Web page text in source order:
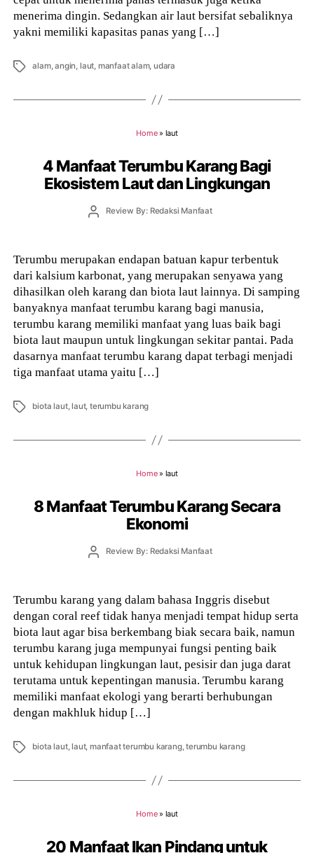
menerima dingin. Sedangkan air laut bersifat sebaliknya
yakni memiliki kapasitas panas yang […]
Tags alam,angin, laut, manfaat alam,udara
Home» laut
4 Manfaat Terumbu Karang Bagi
Ekosistem Laut dan Lingkungan
PostReview By: Redaksi Manfaat
Terumbu merupakan endapan batuan kapur terbentuk
dari kalsium karbonat, yang merupakan senyawa yang
dihasilkan oleh karang dan biota laut lainnya. Di samping
banyaknya manfaat terumbu karang bagi manusia,
terumbu karang memiliki manfaat yang luas baik bagi
biota laut maupun untuk lingkungan sekitar pantai. Pada
dasarnya manfaat terumbu karang dapat terbagi menjadi
tiga manfaat utama yaitu […]
Tags biota laut, laut, terumbu karang
Home» laut
8 Manfaat Terumbu Karang Secara
Ekonomi
PostReview By: Redaksi Manfaat
Terumbu karang yang dalam bahasa Inggris disebut
dengan coral reef tidak hanya menjadi tempat hidup serta
biota laut agar bisa berkembang biak secara baik, namun
terumbu karang juga mempunyai fungsi penting baik
untuk kehidupan lingkungan laut, pesisir dan juga darat
terutama untuk kepentingan manusia. Terumbu karang
memiliki manfaat ekologi yang berarti berhubungan
dengan makhluk hidup […]
Tags biota laut, laut, manfaat terumbu karang,terumbu karang
Home» laut
20 Manfaat Ikan Pindang untuk